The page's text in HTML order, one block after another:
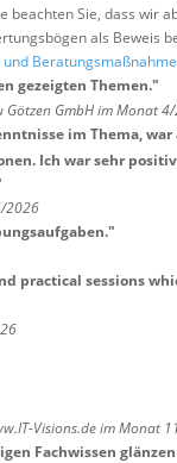
Sie, dass wir
als Beweis
gezeigten Themen."
Götzen GmbH im Monat
im Thema,
Ich war sehr
2026
"
practical sessions
Visions.de im Monat
Fachwissen